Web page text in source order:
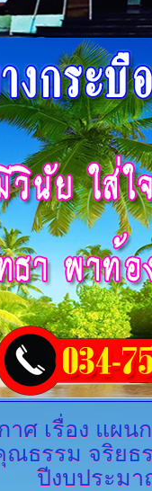
าศเรื่อง แผน
ณธรรม จริยธ
ปีงบประมา